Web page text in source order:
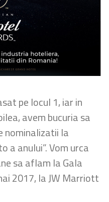
pe locul 1, iar in
avem bucuria sa
nominalizatii la
a anului”. Vom urca
sa aflam la Gala
2017, la JW Marriott